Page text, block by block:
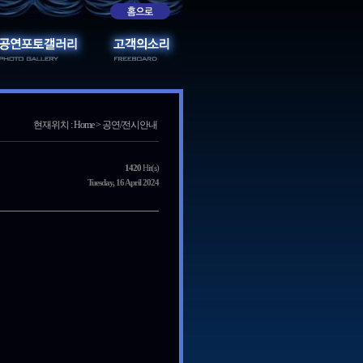
현재위치 : Home > 공연/전시안내
1420Hit(s)
Tuesday, 16 April 2024